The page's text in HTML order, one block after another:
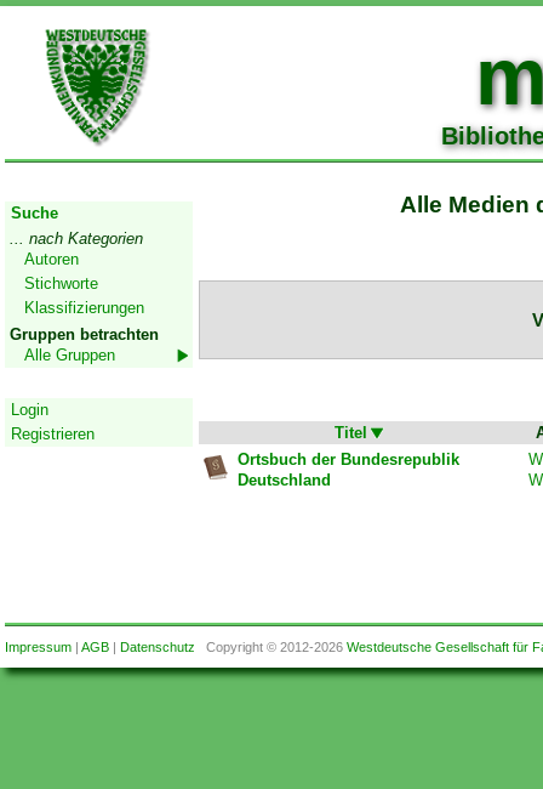
Suche
... nach Kategorien
Autoren
Stichworte
Klassifizierungen
Gruppen betrachten
Alle Gruppen
Login
Registrieren
Alle Medien
Titel
Ortsbuch der Bundesrepublik
Deutschland
Impressum| AGB| Datenschutz Copyright © 2012-2026 Westdeutsche Gesellschaft für